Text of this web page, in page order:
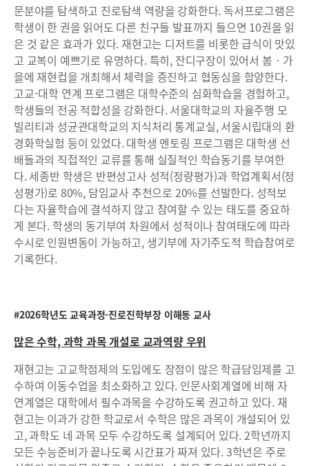
문분야를 탐색하고 진로탐색 역량을 강화한다. 독서프로그램은
학생이 한 권을 읽어도 다른 친구들 발표까지 들으면 10권을 읽
은 것 같은 효과가 있다. 재현고는 디저트를 비롯한 급식이 맛있
고 교복이 예쁘기로 유명하다. 특히, 잔디구장이 있어서 봄‧가
을에 재현컵을 개최해서 체력을 증진하고 협동심을 함양한다.
고교-대학 연계 프로그램은 대학수준의 심화학습을 경험하고,
학생들의 전공 적합성을 강화한다. 서울대학교의 자율주행 모
빌리티과 성균관대학교의 지식처리 통계교실, 서울시립대의 환
경화학실험 등이 있었다. 대학생 멘토링 프로그램은 대학생 선
배들과의 직접적인 교류를 통해 실질적인 학습동기를 부여한
다. 세종반 학생은 반편성고사 성적(정량평가)과 학업계획서(정
성평가)로 80%, 담임교사 추천으로 20%를 선발한다. 성적보
다는 자율학습에 결석하지 않고 참여할 수 있는 태도를 중요하
게 본다. 학생의 동기부여 차원에서 성적이나 참여태도에 따라
수시로 인원변동이 가능하고, 생기부에 자기주도적 학습참여로
기록한다.
#2026학년도 교육과정-진로진학부장 이해동 교사
많은 수학, 과학 과목 개설로 교과역량 우위
재현고는 고교학점제의 도입에도 장점이 많은 학급담임제를 고
수하여 이동수업을 최소화하고 있다. 인문사회계열에 비해 자
연계열은 대학에서 필수과목을 수강하도록 권고하고 있다. 재
현고는 이과가 강한 학교로서 수학은 많은 과목이 개설되어 있
고, 과학도 네 과목 모두 수강하도록 설계되어 있다. 2학년까지
모든 수능준비가 끝나도록 시간표가 짜져 있다. 3학년은 주로